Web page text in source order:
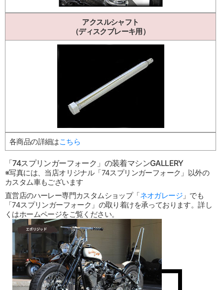
アクスルシャフト
（ディスクブレーキ用）
各商品の詳細はこちら
「74スプリンガーフォーク」の装着マシンGALLERY
※写真には、当店オリジナル「74スプリンガーフォーク」以外の
カスタム車もございます
直営店のハーレー専門カスタムショップ「ネオガレージ 」でも
「74スプリンガーフォーク」の取り着けを承っております。詳し
くはホームページをご覧ください。